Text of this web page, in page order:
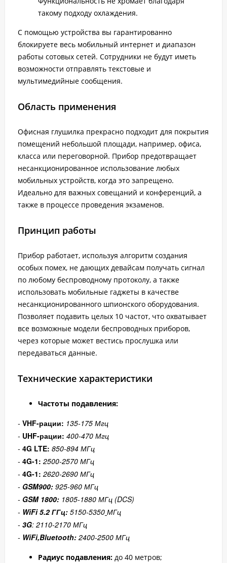
такому подходу охлаждения.
С помощью устройства вы гарантированно
блокируете весь мобильный интернет и диапазон
работы сотовых сетей. Сотрудники не будут иметь
возможности отправлять текстовые и
мультимедийные сообщения.
Область применения
Офисная глушилка прекрасно подходит для покрытия
помещений небольшой площади, например, офиса,
класса или переговорной. Прибор предотвращает
несанкционированное использование любых
мобильных устройств, когда это запрещено.
Идеально для важных совещаний и конференций, а
также в процессе проведения экзаменов.
Принцип работы
Прибор работает, используя алгоритм создания
особых помех, не дающих девайсам получать сигнал
по любому беспроводному протоколу, а также
использовать мобильные гаджеты в качестве
несанкционированного шпионского оборудования.
Позволяет подавить целых 10 частот, что охватывает
все возможные модели беспроводных приборов,
через которые может вестись прослушка или
передаваться данные.
Технические характеристики
Частоты подавления:
- VHF-рации: 135-175 Мгц
- UHF-рации: 400-470 Мгц
- 4G LTE: 850-894 МГц
- 4G-1: 2500-2570 МГц
- 4G-1: 2620-2690 МГц
- GSM900: 925-960 МГц
- GSM 1800: 1805-1880 МГц (DCS)
- WiFi5.2 ГГц: 5150-5350 МГц
- 3G: 2110-2170 МГц
- WiFi,Bluetooth: 2400-2500 МГц
Радиус подавления: до 40 метров;